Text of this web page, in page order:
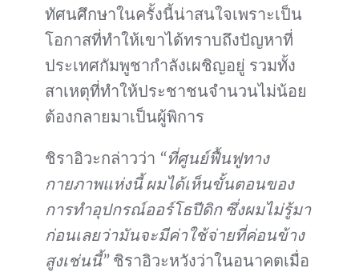
ทัศนศึกษาในครั้งนี้น่าสนใจเพราะเป็น
โอกาสที่ทำให้เขาได้ทราบถึงปัญหาที่
ประเทศกัมพูชากำลังเผชิญอยู่ รวมทั้ง
สาเหตุที่ทำให้ประชาชนจำนวนไม่น้อย
ต้องกลายมาเป็นผู้พิการ
ชิราอิวะกล่าวว่า “ที่ศูนย์ฟื้นฟูทาง
กายภาพแห่งนี้ ผมได้เห็นขั้นตอนของ
การทำอุปกรณ์ออร์โธปีดิก ซึ่งผมไม่รู้มา
ก่อนเลยว่ามันจะมีค่าใช้จ่ายที่ค่อนข้าง
สูงเช่นนี้”ชิราอิวะหวังว่าในอนาคตเมื่อ